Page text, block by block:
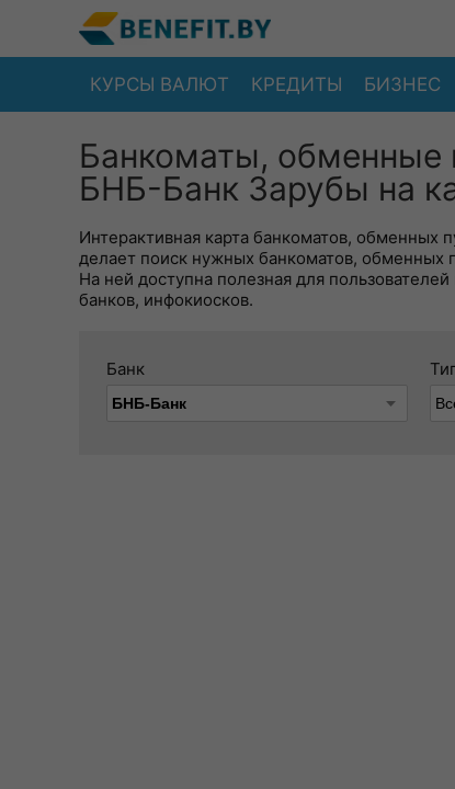
КУРСЫ ВАЛЮТ КРЕДИТЫ БИЗНЕС
Банкоматы, обменные
БНБ-Банк Зарубы на
Интерактивная карта банкоматов, обменных
делает поиск нужных банкоматов, обменных
На ней доступна полезная для
банков, инфокиосков.
Банк